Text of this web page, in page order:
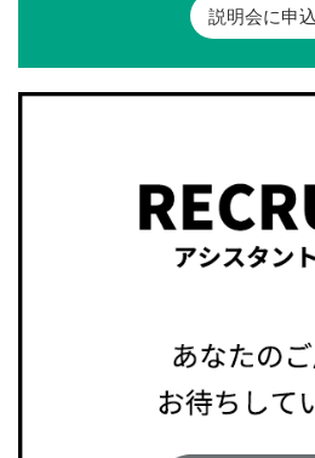
説明会に申